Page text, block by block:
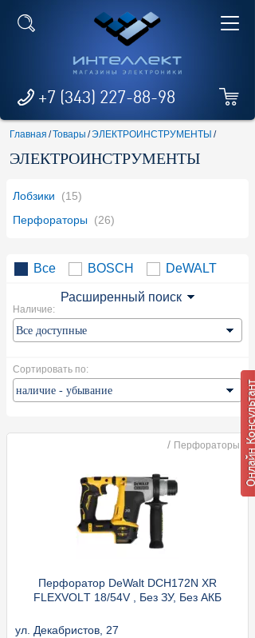
+7 (343) 227-88-98
Главная /Товары /ЭЛЕКТРОИНСТРУМЕНТЫ /
ЭЛЕКТРОИНСТРУМЕНТЫ
Лобзики
(15)
Перфораторы (26)
Все BOSCH DeWALT
Расширенный поиск
Наличие:
Сортировать по:
/ Перфораторы
Перфоратор DeWalt DCH172N XR
FLEXVOLТ 18/54V , Без ЗУ, Без АКБ
ул. Декабристов, 27